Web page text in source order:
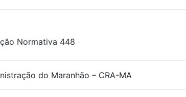
Normativa 448
do Maranhão – CRA-MA